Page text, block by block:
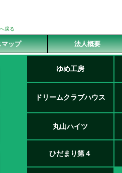
戻る
ップ 法人概要
ゆめ工房
ドリームクラブハウス
丸山ハイツ
ひだまり第４